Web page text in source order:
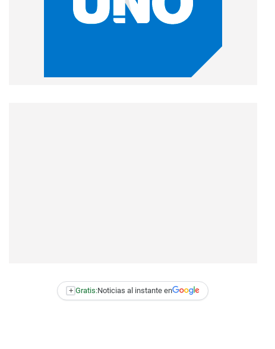
+ Gratis:Noticias al instante en